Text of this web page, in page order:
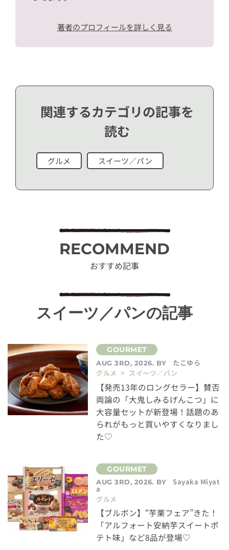
著者のプロフィールを詳しく見る
関連するカテゴリの記事を
読む
グルメ スイーツ／パン
RECOMMEND
おすすめ記事
スイーツ／パンの記事
AUG 3RD, 2026. BY
たこゆら
グルメ > スイーツ／パン
【発売13年のロングセラー】賛否
両論の「大鬼しみるげんこつ」に
大容量セットが新登場！話題のあ
られがもっと買いやすくなりまし
た♡
AUG 3RD, 2026. BY Sayaka Miyat
a
グルメ
【ブルボン】“芋栗フェア”きた！
「アルフォート安納芋スイートポ
テト味」など8品が登場♡